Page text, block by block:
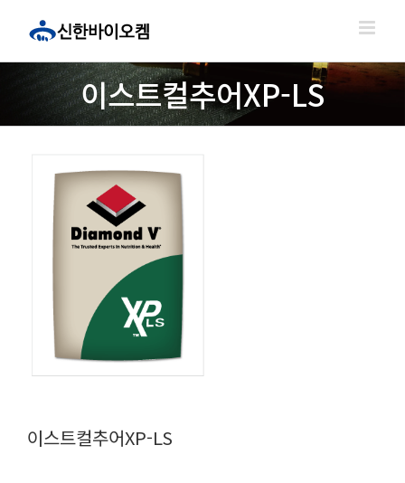
이스트컬추어XP-LS
이스트컬추어XP-LS